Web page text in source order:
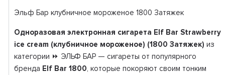
Эльф Бар клубничное мороженое 1800 Затяжек
Одноразовая электронная сигарета Elf Bar Strawberry
ice cream (клубничное мороженое) (1800 Затяжек) из
категории ⏩ ЭЛЬФ БАР — сигареты от популярного
бренда Elf Bar 1800, которые покоряют своим тонким